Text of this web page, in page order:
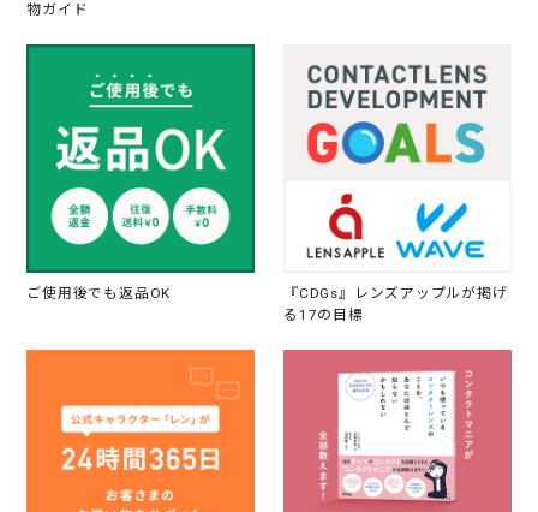
物ガイド
ご使用後でも返品OK
『CDGs』レンズアップルが掲げ
る17の目標